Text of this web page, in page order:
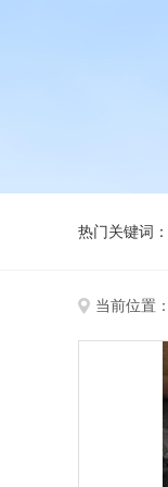
热门关键词：
当前位置：